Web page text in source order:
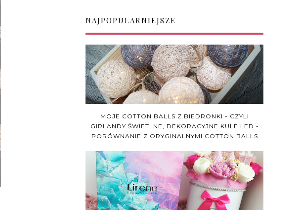
NAJPOPULARNIEJSZE
MOJE COTTON BALLS Z BIEDRONKI - CZYLI
GIRLANDY ŚWIETLNE, DEKORACYJNE KULE LED -
PORÓWNANIE Z ORYGINALNYMI COTTON BALLS